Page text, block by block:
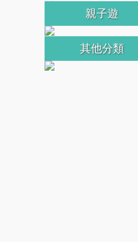
親子遊
其他分類